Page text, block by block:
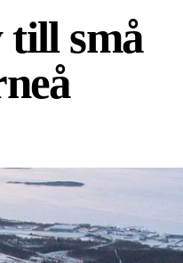
till små